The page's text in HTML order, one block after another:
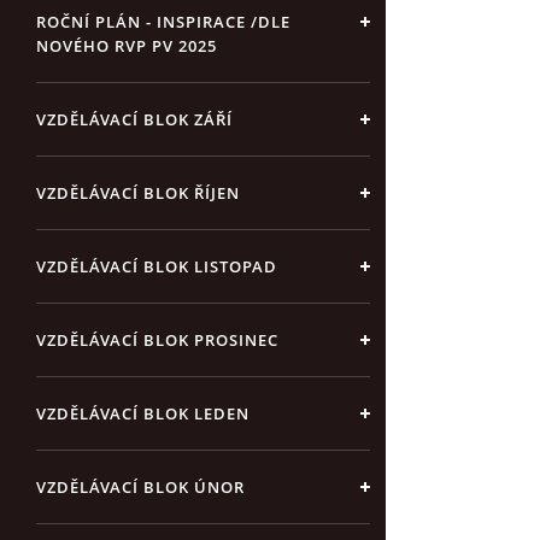
ROČNÍ PLÁN - INSPIRACE /DLE
NOVÉHO RVP PV 2025
VZDĚLÁVACÍ BLOK ZÁŘÍ
VZDĚLÁVACÍ BLOK ŘÍJEN
VZDĚLÁVACÍ BLOK LISTOPAD
VZDĚLÁVACÍ BLOK PROSINEC
VZDĚLÁVACÍ BLOK LEDEN
VZDĚLÁVACÍ BLOK ÚNOR